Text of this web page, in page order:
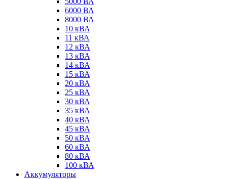
6000 ВА
8000 ВА
10 кВА
11 кВА
12 кВА
13 кВА
14 кВА
15 кВА
20 кВА
25 кВА
30 кВА
35 кВА
40 кВА
45 кВА
50 кВА
60 кВА
80 кВА
100 кВА
Аккумуляторы